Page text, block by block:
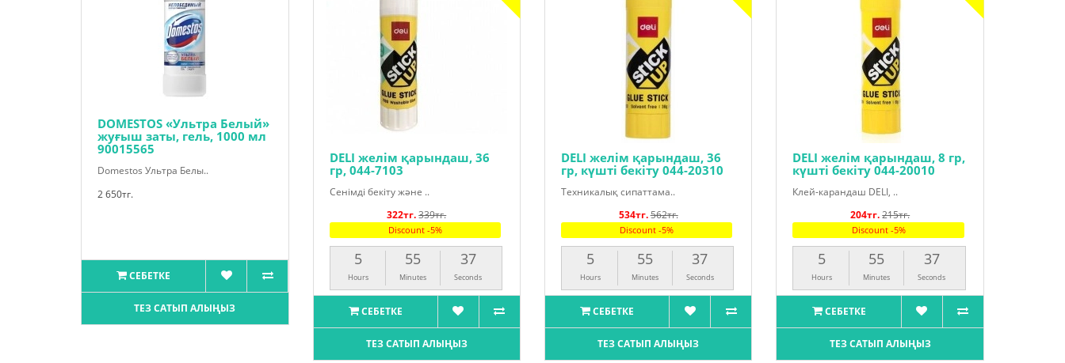
DOMESTOS «Ультра Белый»
жуғыш заты, гель, 1000 мл
90015565
Domestos Ультра Белы..
2 650тг.
СЕБЕТКЕ
ТЕЗ САТЫП АЛЫҢЫЗ
DELI желім қарындаш, 36
гр, 044-7103
Сенімді бекіту және ..
322тг.339тг.
Discount -5%
5
Hours
55
Minutes
36
Seconds
СЕБЕТКЕ
ТЕЗ САТЫП АЛЫҢЫЗ
DELI желім қарындаш, 36
гр, күшті бекіту 044-20310
Техникалық сипаттама..
534тг.562тг.
Discount -5%
5
Hours
55
Minutes
36
Seconds
СЕБЕТКЕ
ТЕЗ САТЫП АЛЫҢЫЗ
DELI желім қарындаш, 8 гр,
күшті бекіту 044-20010
Клей-карандаш DELI, ..
204тг.215тг.
Discount -5%
5
Hours
55
Minutes
36
Seconds
СЕБЕТКЕ
ТЕЗ САТЫП АЛЫҢЫЗ